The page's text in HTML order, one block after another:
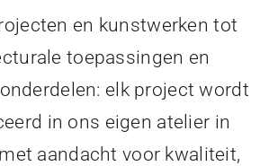
en kunstwerken tot
toepassingen en
elk project wordt
in ons eigen atelier in
aandacht voor kwaliteit,